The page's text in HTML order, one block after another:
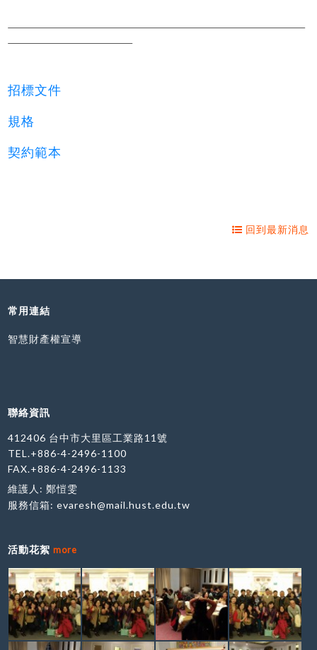
招標文件
規格
契約範本
回到最新消息
常用連結
智慧財產權宣導
聯絡資訊
412406 台中市大里區工業路11號
TEL.+886-4-2496-1100
FAX.+886-4-2496-1133
維護人: 鄭愷雯
服務信箱:evaresh@mail.hust.edu.tw
活動花絮more